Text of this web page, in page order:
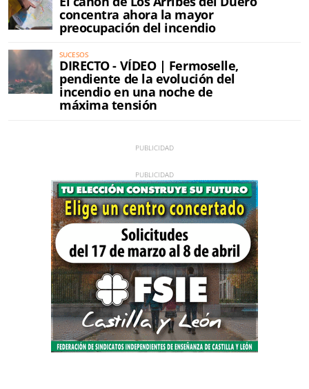
concentra ahora la mayor
preocupación del incendio
SUCESOS
DIRECTO - VÍDEO | Fermoselle,
pendiente de la evolución del
incendio en una noche de
máxima tensión